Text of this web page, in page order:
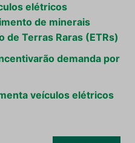
elétricos
de minerais
de Terras Raras (ETRs)
demanda por
veículos elétricos